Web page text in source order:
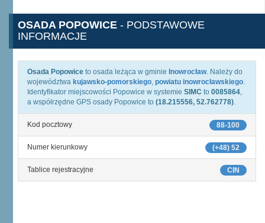
OSADA POPOWICE - PODSTAWOWE
INFORMACJE
Osada Popowice to osada leżąca w gminie Inowrocław. Należy do
województwa kujawsko-pomorskiego, powiatu inowrocławskiego.
Identyfikator miejscowości Popowice w systemie SIMC to 0085864,
a współrzędne GPS osady Popowice to (18.215556, 52.762778).
88-100
Kod pocztowy
(+48) 52
Numer kierunkowy
CIN
Tablice rejestracyjne